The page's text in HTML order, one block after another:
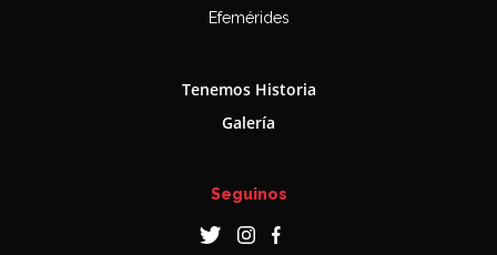
Efemérides
Tenemos Historia
Galería
Seguinos